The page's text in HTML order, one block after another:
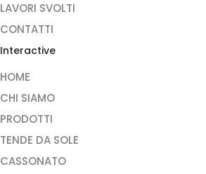
LAVORI SVOLTI
CONTATTI
Interactive
HOME
CHI SIAMO
PRODOTTI
TENDE DA SOLE
CASSONATO